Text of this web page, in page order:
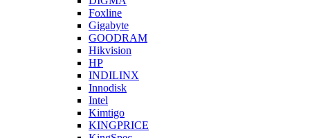
Foxline
Gigabyte
GOODRAM
Hikvision
HP
INDILINX
Innodisk
Intel
Kimtigo
KINGPRICE